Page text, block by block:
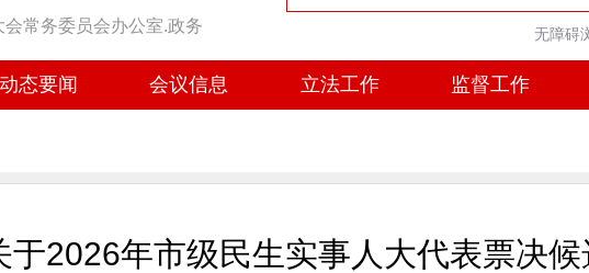
常务委员会办公室.政务
无障碍
动态要闻 会议信息 立法工作 监督工作
于2026年市级民生实事人大代表票决